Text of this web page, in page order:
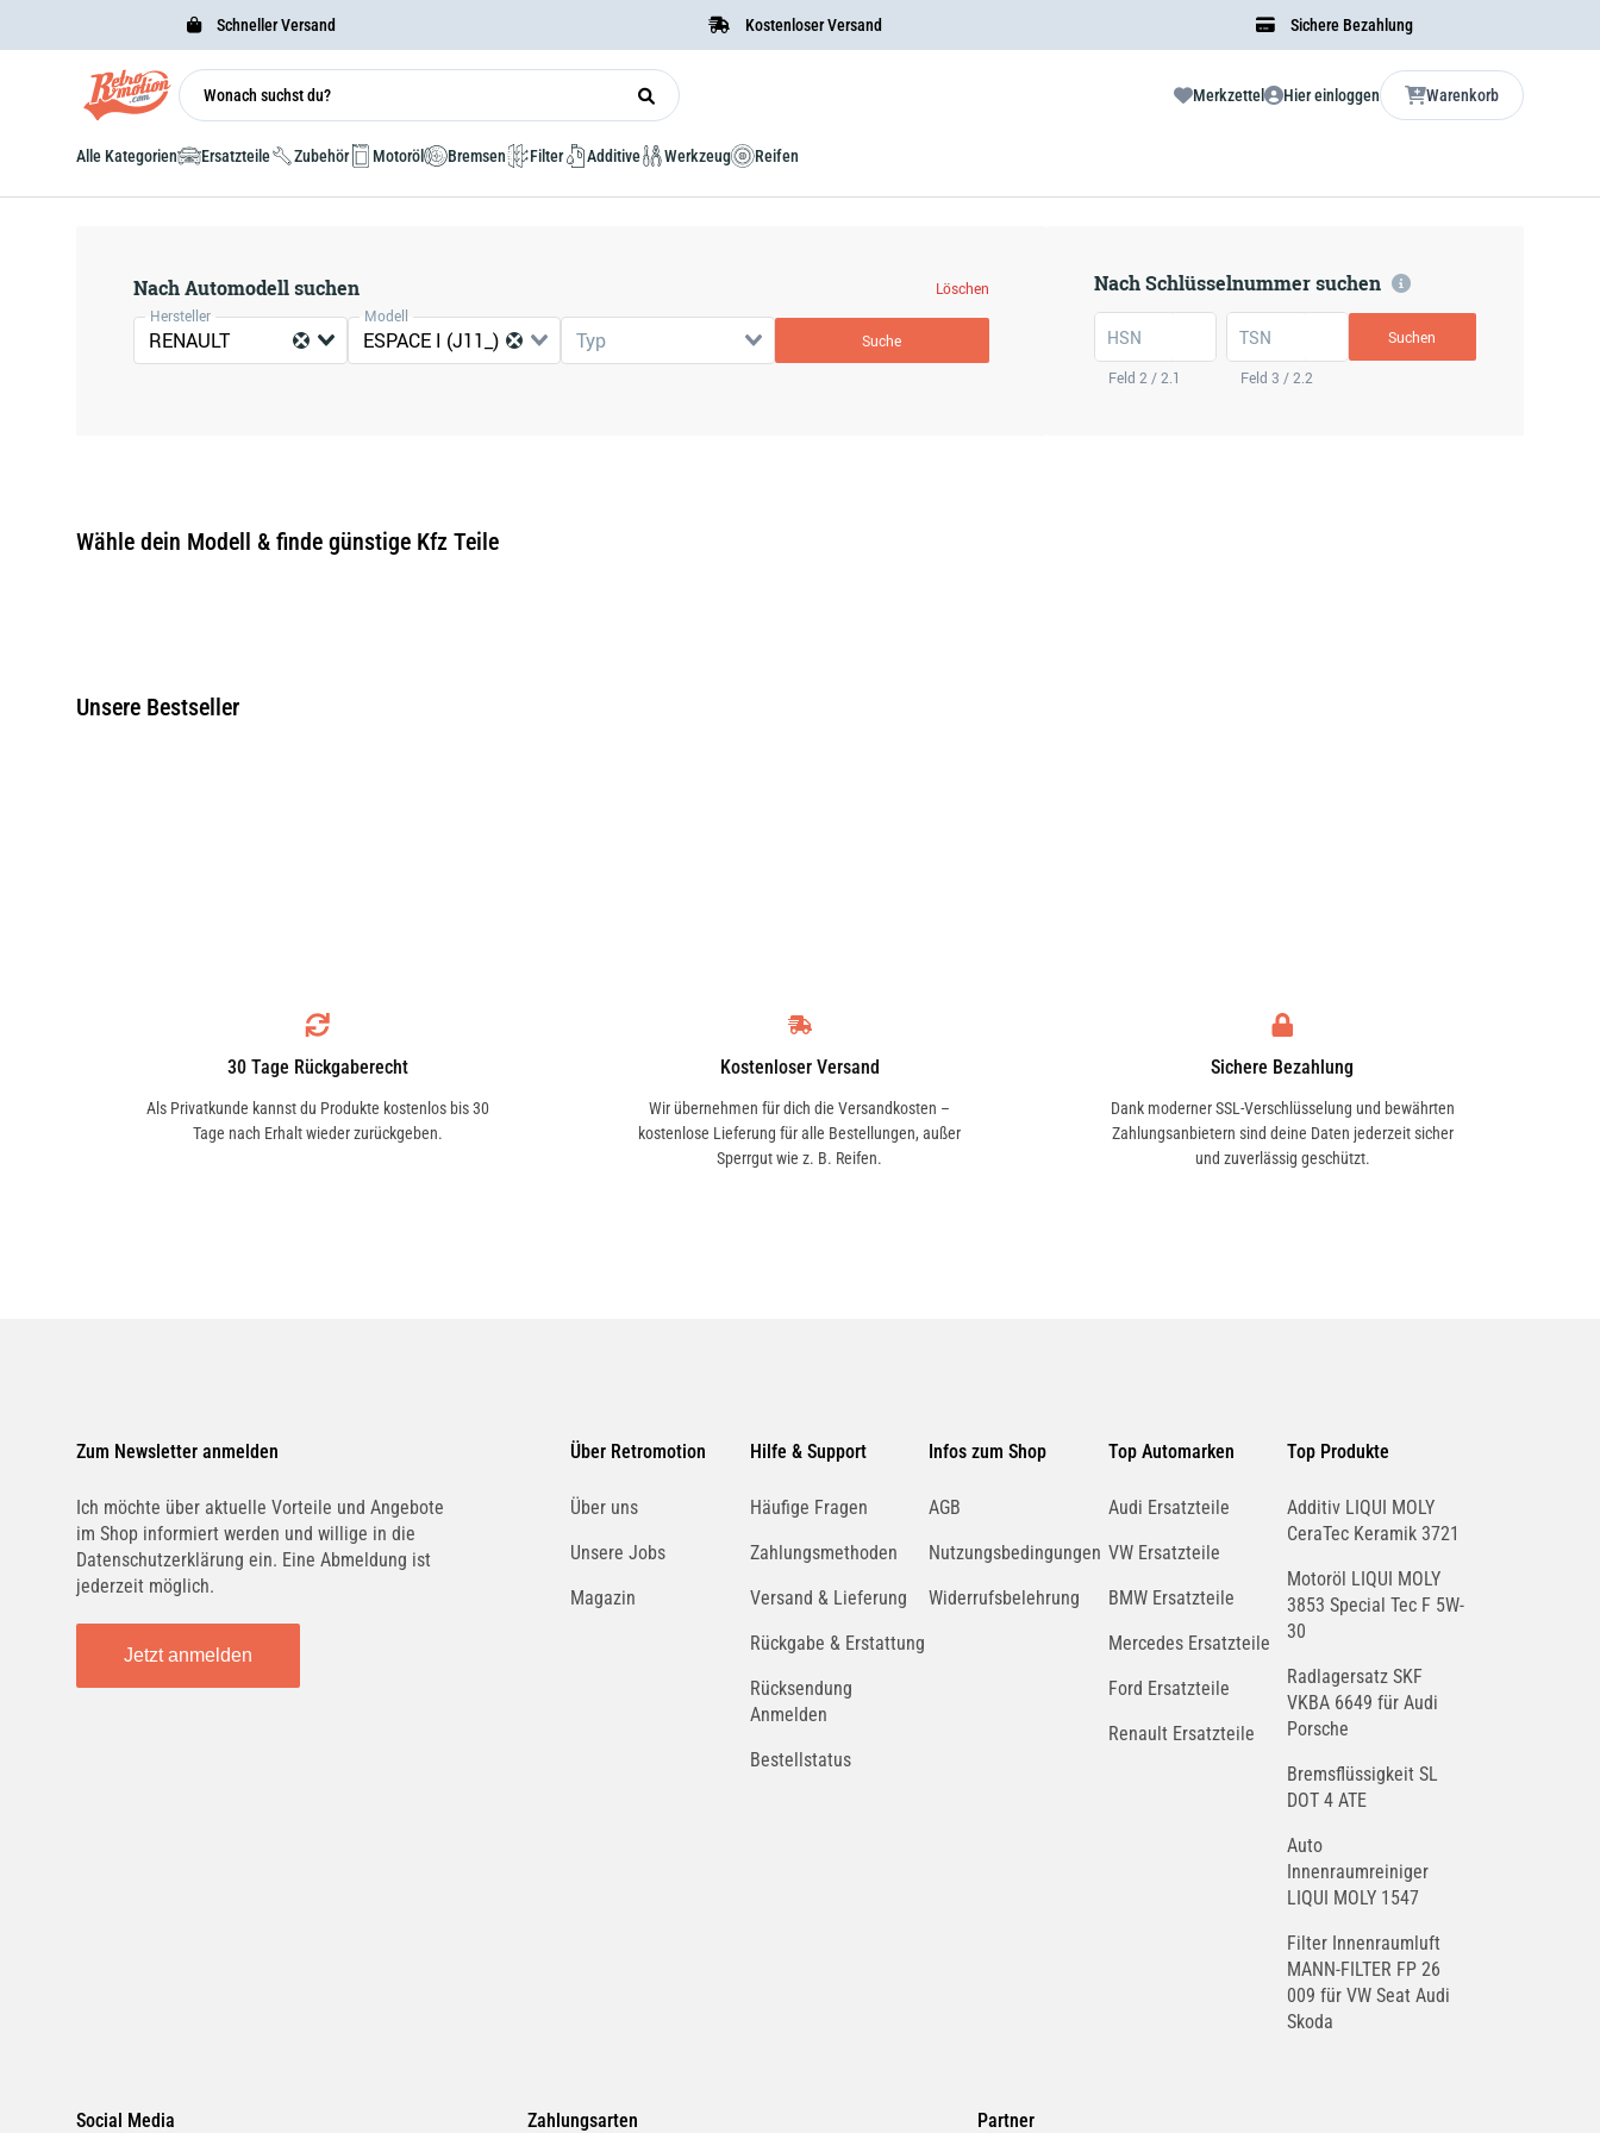
Schneller Versand Kostenloser Versand Sichere Bezahlung
Merkzettel Hier einloggen Warenkorb
Alle Kategorien Ersatzteile Zubehör Motoröl Bremsen Filter Additive Werkzeug Reifen
Nach Automodell suchen
Löschen
Hersteller
RENAULT
Modell
ESPACE I (J11_) Typ Suche
Nach Schlüsselnummer suchen
HSN
Feld 2 / 2.1
TSN
Feld 3 / 2.2
Suchen
Wähle dein Modell & finde günstige Kfz Teile
Unsere Bestseller
30 Tage Rückgaberecht
Als Privatkunde kannst du Produkte kostenlos bis 30
Tage nach Erhalt wieder zurückgeben.
Kostenloser Versand
Wir übernehmen für dich die Versandkosten –
kostenlose Lieferung für alle Bestellungen, außer
Sperrgut wie z. B. Reifen.
Sichere Bezahlung
Dank moderner SSL-Verschlüsselung und bewährten
Zahlungsanbietern sind deine Daten jederzeit sicher
und zuverlässig geschützt.
Zum Newsletter anmelden
Ich möchte über aktuelle Vorteile und Angebote
im Shop informiert werden und willige in die
Datenschutzerklärung ein. Eine Abmeldung ist
jederzeit möglich.
Jetzt anmelden
Über Retromotion
Über uns
Unsere Jobs
Magazin
Hilfe & Support
Häufige Fragen
Zahlungsmethoden
Versand & Lieferung
Rückgabe & Erstattung
Rücksendung
Anmelden
Bestellstatus
Infos zum Shop
AGB
Nutzungsbedingungen
Widerrufsbelehrung
Top Automarken
Audi Ersatzteile
VW Ersatzteile
BMW Ersatzteile
Mercedes Ersatzteile
Ford Ersatzteile
Renault Ersatzteile
Top Produkte
Additiv LIQUI MOLY
CeraTec Keramik 3721
Motoröl LIQUI MOLY
3853 Special Tec F 5W-
30
Radlagersatz SKF
VKBA 6649 für Audi
Porsche
Bremsflüssigkeit SL
DOT 4 ATE
Auto
Innenraumreiniger
LIQUI MOLY 1547
Filter Innenraumluft
MANN-FILTER FP 26
009 für VW Seat Audi
Skoda
Social Media Zahlungsarten Partner